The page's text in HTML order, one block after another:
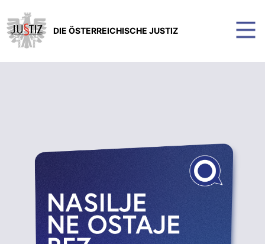
DIE ÖSTERREICHISCHE JUSTIZ